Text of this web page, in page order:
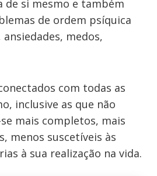
de si mesmo e também
de ordem psíquica
medos,
com todas as
inclusive as que não
mais completos, mais
menos suscetíveis às
à sua realização na vida.